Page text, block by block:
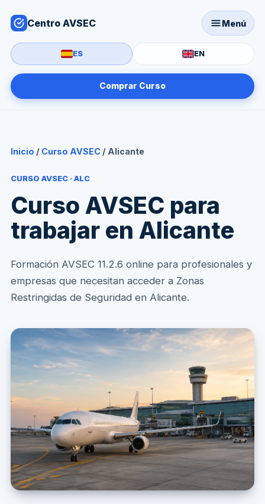
Centro AVSEC Menú
ES EN
Comprar Curso
Inicio / Curso AVSEC / Alicante
CURSO AVSEC · ALC
Curso AVSEC para
trabajar en Alicante
Formación AVSEC 11.2.6 online para profesionales y
empresas que necesitan acceder a Zonas
Restringidas de Seguridad en Alicante.